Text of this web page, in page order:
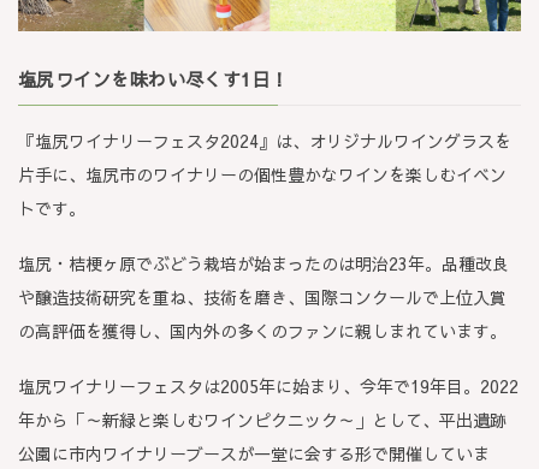
塩尻ワインを味わい尽くす1日！
『塩尻ワイナリーフェスタ2024』は、オリジナルワイングラスを
片手に、塩尻市のワイナリーの個性豊かなワインを楽しむイベン
トです。
塩尻・桔梗ヶ原でぶどう栽培が始まったのは明治23年。品種改良
や醸造技術研究を重ね、技術を磨き、国際コンクールで上位入賞
の高評価を獲得し、国内外の多くのファンに親しまれています。
塩尻ワイナリーフェスタは2005年に始まり、今年で19年目。2022
年から「～新緑と楽しむワインピクニック～」として、平出遺跡
公園に市内ワイナリーブースが一堂に会する形で開催していま